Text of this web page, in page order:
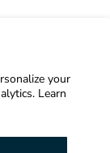
your
Learn